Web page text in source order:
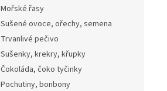
Mořské řasy
Sušené ovoce, ořechy, semena
Trvanlivé pečivo
Sušenky, krekry, křupky
Čokoláda, čoko tyčinky
Pochutiny, bonbony